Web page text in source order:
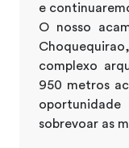
e
O nosso
complexo
950 metros
sobrevoar as